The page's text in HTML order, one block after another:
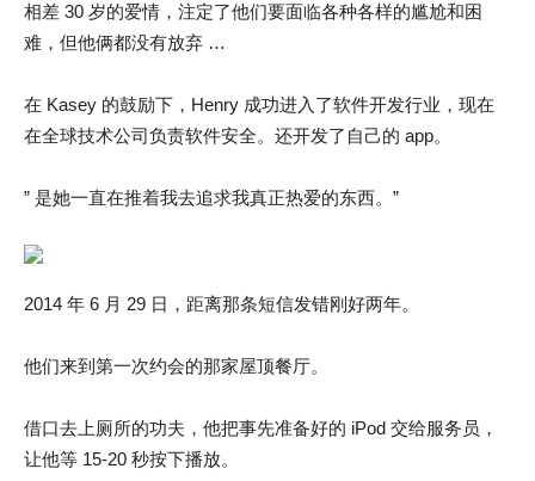
相差 30 岁的爱情，注定了他们要面临各种各样的尴尬和困
难，但他俩都没有放弃 …
在 Kasey 的鼓励下，Henry 成功进入了软件开发行业，现在
在全球技术公司负责软件安全。还开发了自己的 app。
” 是她一直在推着我去追求我真正热爱的东西。”
2014 年 6 月 29 日，距离那条短信发错刚好两年。
他们来到第一次约会的那家屋顶餐厅。
借口去上厕所的功夫，他把事先准备好的 iPod 交给服务员，
让他等 15-20 秒按下播放。